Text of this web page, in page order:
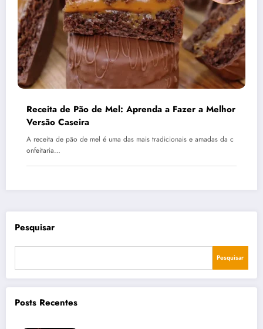
Receita de Pão de Mel: Aprenda a Fazer a Melhor
Versão Caseira
A receita de pão de mel é uma das mais tradicionais e amadas da c
onfeitaria…
Pesquisar
Pesquisar
Posts Recentes